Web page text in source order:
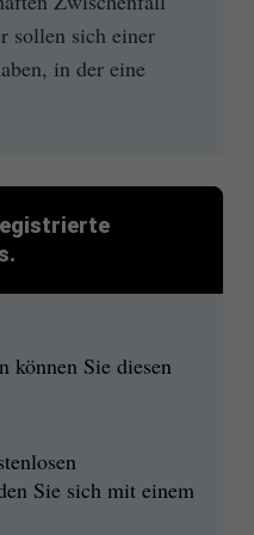
sollen sich einer
in der eine
können Sie diesen
Sie sich mit einem